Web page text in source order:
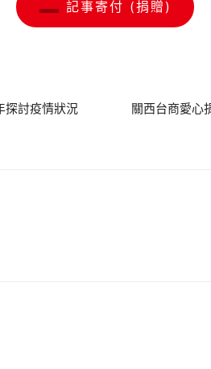
記事寄付 (捐贈)
討疫情狀況
關西台商愛心